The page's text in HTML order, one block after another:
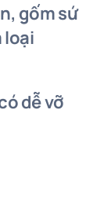
gốm sứ
loại
dễ vỡ